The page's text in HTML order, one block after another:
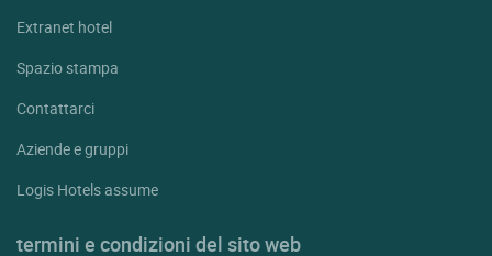
Extranet hotel
Spazio stampa
Contattarci
Aziende e gruppi
Logis Hotels assume
termini e condizioni del sito web